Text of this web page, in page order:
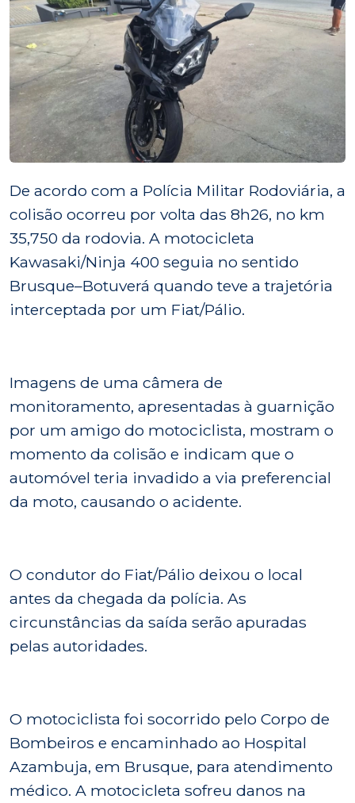
De acordo com a Polícia Militar Rodoviária, a
colisão ocorreu por volta das 8h26, no km
35,750 da rodovia. A motocicleta
Kawasaki/Ninja 400 seguia no sentido
Brusque–Botuverá quando teve a trajetória
interceptada por um Fiat/Pálio.
Imagens de uma câmera de
monitoramento, apresentadas à guarnição
por um amigo do motociclista, mostram o
momento da colisão e indicam que o
automóvel teria invadido a via preferencial
da moto, causando o acidente.
O condutor do Fiat/Pálio deixou o local
antes da chegada da polícia. As
circunstâncias da saída serão apuradas
pelas autoridades.
O motociclista foi socorrido pelo Corpo de
Bombeiros e encaminhado ao Hospital
Azambuja, em Brusque, para atendimento
médico. A motocicleta sofreu danos na